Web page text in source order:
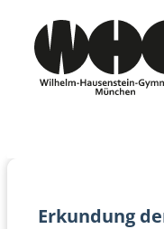
Erkundung